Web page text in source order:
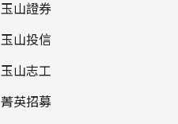
玉山證券
玉山投信
玉山志工
菁英招募